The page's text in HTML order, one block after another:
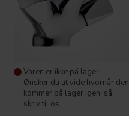
Varen er ikke på lager -
Ønsker du at vide hvornår den
kommer på lager igen, så
skriv til os